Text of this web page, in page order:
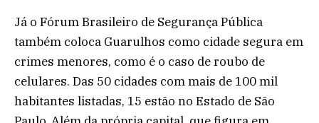
Já o Fórum Brasileiro de Segurança Pública
também coloca Guarulhos como cidade segura em
crimes menores, como é o caso de roubo de
celulares. Das 50 cidades com mais de 100 mil
habitantes listadas, 15 estão no Estado de São